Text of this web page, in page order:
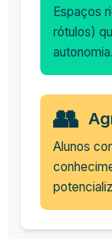
Espaços
rótulos)
autonomia.
👥
Alunos